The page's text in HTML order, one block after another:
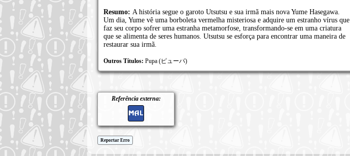
Resumo: A história segue o garoto Utsutsu e sua irmã mais nova Yume Hasegawa.
Um dia, Yume vê uma borboleta vermelha misteriosa e adquire um estranho vírus que
faz seu corpo sofrer uma estranha metamorfose, transformando-se em uma criatura
que se alimenta de seres humanos. Utsutsu se esforça para encontrar uma maneira de
restaurar sua irmã.
Outros Títulos: Pupa (ピューパ)
Referência externa:
Reportar Erro